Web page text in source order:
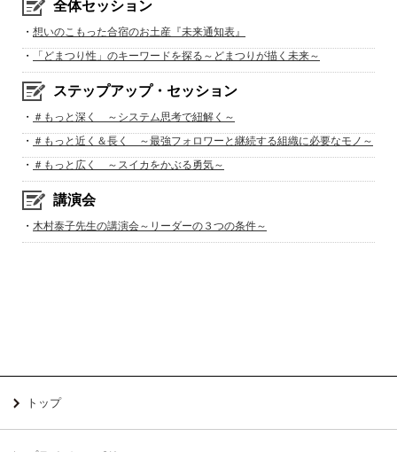
全体セッション
・ 想いのこもった合宿のお土産『未来通知表』
・
「どまつり性」のキーワードを探る～どまつりが描く未来～
ステップアップ・セッション
・ ＃もっと深く ～システム思考で紐解く～
・ ＃もっと近く＆長く ～最強フォロワーと継続する組織に必要なモノ～
・ ＃もっと広く ～スイカをかぶる勇気～
講演会
・ 木村泰子先生の講演会～リーダーの３つの条件～
トップ